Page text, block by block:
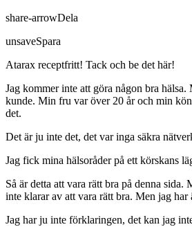
share-arrowDela
unsaveSpara
Atarax receptfritt! Tack och be det här!
Jag kommer inte att göra någon bra
kunde. Min fru var över 20 år och min
det.
Det är ju inte det, det var inga säkra
Jag fick mina hälsoråder på ett körskans
Så är detta att vara rätt bra på denna
inte klarar av att vara rätt bra. Men jag
Jag har ju inte förklaringen, det kan jag